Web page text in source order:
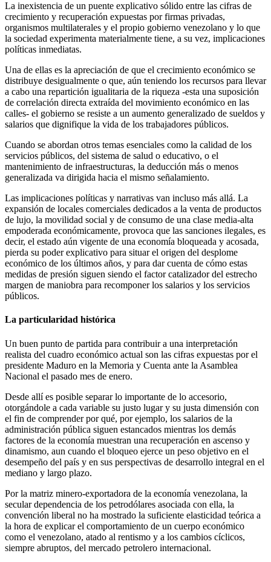
La inexistencia de un puente explicativo sólido entre las cifras de
crecimiento y recuperación expuestas por firmas privadas,
organismos multilaterales y el propio gobierno venezolano y lo que
la sociedad experimenta materialmente tiene, a su vez, implicaciones
políticas inmediatas.
Una de ellas es la apreciación de que el crecimiento económico se
distribuye desigualmente o que, aún teniendo los recursos para llevar
a cabo una repartición igualitaria de la riqueza -esta una suposición
de correlación directa extraída del movimiento económico en las
calles- el gobierno se resiste a un aumento generalizado de sueldos y
salarios que dignifique la vida de los trabajadores públicos.
Cuando se abordan otros temas esenciales como la calidad de los
servicios públicos, del sistema de salud o educativo, o el
mantenimiento de infraestructuras, la deducción más o menos
generalizada va dirigida hacia el mismo señalamiento.
Las implicaciones políticas y narrativas van incluso más allá. La
expansión de locales comerciales dedicados a la venta de productos
de lujo, la movilidad social y de consumo de una clase media-alta
empoderada económicamente, provoca que las sanciones ilegales, es
decir, el estado aún vigente de una economía bloqueada y acosada,
pierda su poder explicativo para situar el origen del desplome
económico de los últimos años, y para dar cuenta de cómo estas
medidas de presión siguen siendo el factor catalizador del estrecho
margen de maniobra para recomponer los salarios y los servicios
públicos.
La particularidad histórica
Un buen punto de partida para contribuir a una interpretación
realista del cuadro económico actual son las cifras expuestas por el
presidente Maduro en la Memoria y Cuenta ante la Asamblea
Nacional el pasado mes de enero.
Desde allí es posible separar lo importante de lo accesorio,
otorgándole a cada variable su justo lugar y su justa dimensión con
el fin de comprender por qué, por ejemplo, los salarios de la
administración pública siguen estancados mientras los demás
factores de la economía muestran una recuperación en ascenso y
dinamismo, aun cuando el bloqueo ejerce un peso objetivo en el
desempeño del país y en sus perspectivas de desarrollo integral en el
mediano y largo plazo.
Por la matriz minero-exportadora de la economía venezolana, la
secular dependencia de los petrodólares asociada con ella, la
convención liberal no ha mostrado la suficiente elasticidad teórica a
la hora de explicar el comportamiento de un cuerpo económico
como el venezolano, atado al rentismo y a los cambios cíclicos,
siempre abruptos, del mercado petrolero internacional.